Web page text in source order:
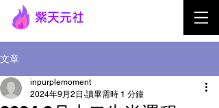
紫天元社
文章
inpurplemoment
2024年9月2日 讀畢需時 1 分鐘